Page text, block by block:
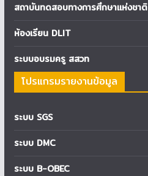
สถาบันทดสอบทางการศึกษาแห่งชาติ
ห้องเรียน DLIT
ระบบอบรมครู สสวท
โปรแกรมรายงานข้อมูล
ระบบ SGS
ระบบ DMC
ระบบ B-OBEC